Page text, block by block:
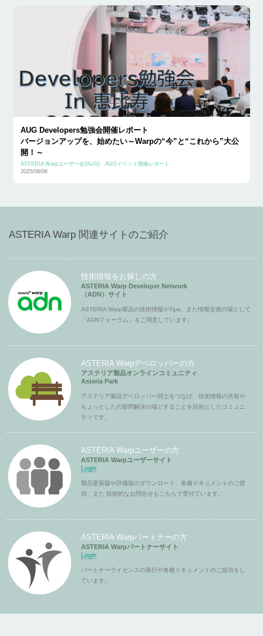
AUG Developers勉強会開催レポート
バージョンアップを、始めたい～Warpの“今”と“これから”大公
開！～
ASTERIA Warpユーザー会(AUG)
AUGイベント開催レポート
2025/08/06
ASTERIA Warp 関連サイトのご紹介
技術情報をお探しの方
ASTERIA Warp Developer Network
（ADN）サイト
ASTERIA Warp製品の技術情報やTips、また情報交換の場として
「ADNフォーラム」をご用意しています。
ASTERIA Warpデベロッパーの方
アステリア製品オンラインコミュニティ
Asteria Park
アステリア製品デベロッパー同士をつなげ、技術情報の共有や
ちょっとしたの疑問解決の場とすることを目的としたコミュニ
ティです。
ASTERIA Warpユーザーの方
ASTERIA Warpユーザーサイト
Login
製品更新版や評価版のダウンロード、各種ドキュメントのご提
供、また 技術的なお問合せもこちらで受付ています。
ASTERIA Warpパートナーの方
ASTERIA Warpパートナーサイト
Login
パートナーライセンスの発行や各種ドキュメントのご提供をし
ています。